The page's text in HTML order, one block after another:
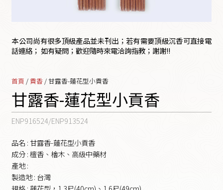
本公司尚有很多頂級產品並未刊出；若有需要頂級沉香可直接電
話連絡； 如有疑問；歡迎隨時來電洽詢指教；謝謝!!
首頁 /貢香 / 甘露香-蓮花型小貢香
甘露香-蓮花型小貢香
ENP916524/ENP913524
品名 : 甘露香-蓮花型小貢香
成分 : 檀香、檜木、高級中藥材
產地 :
製造地 : 台灣